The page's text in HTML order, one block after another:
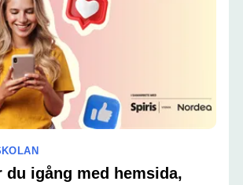
du igång med hemsida,